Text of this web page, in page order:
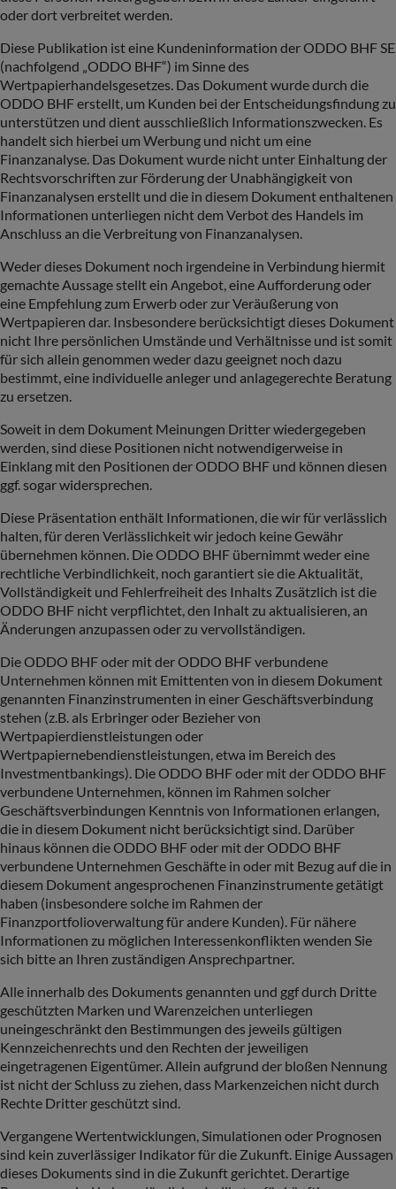
oder dort verbreitet werden.
Diese Publikation ist eine Kundeninformation der ODDO BHF SE
(nachfolgend „ODDO BHF“) im Sinne des
Wertpapierhandelsgesetzes. Das Dokument wurde durch die
ODDO BHF erstellt, um Kunden bei der Entscheidungsfindung zu
unterstützen und dient ausschließlich Informationszwecken. Es
handelt sich hierbei um Werbung und nicht um eine
Finanzanalyse. Das Dokument wurde nicht unter Einhaltung der
Rechtsvorschriften zur Förderung der Unabhängigkeit von
Finanzanalysen erstellt und die in diesem Dokument enthaltenen
Informationen unterliegen nicht dem Verbot des Handels im
Anschluss an die Verbreitung von Finanzanalysen.
Weder dieses Dokument noch irgendeine in Verbindung hiermit
gemachte Aussage stellt ein Angebot, eine Aufforderung oder
eine Empfehlung zum Erwerb oder zur Veräußerung von
Wertpapieren dar. Insbesondere berücksichtigt dieses Dokument
nicht Ihre persönlichen Umstände und Verhältnisse und ist somit
für sich allein genommen weder dazu geeignet noch dazu
bestimmt, eine individuelle anleger und anlagegerechte Beratung
zu ersetzen.
Soweit in dem Dokument Meinungen Dritter wiedergegeben
werden, sind diese Positionen nicht notwendigerweise in
Einklang mit den Positionen der ODDO BHF und können diesen
ggf. sogar widersprechen.
Diese Präsentation enthält Informationen, die wir für verlässlich
halten, für deren Verlässlichkeit wir jedoch keine Gewähr
übernehmen können. Die ODDO BHF übernimmt weder eine
rechtliche Verbindlichkeit, noch garantiert sie die Aktualität,
Vollständigkeit und Fehlerfreiheit des Inhalts Zusätzlich ist die
ODDO BHF nicht verpflichtet, den Inhalt zu aktualisieren, an
Änderungen anzupassen oder zu vervollständigen.
Die ODDO BHF oder mit der ODDO BHF verbundene
Unternehmen können mit Emittenten von in diesem Dokument
genannten Finanzinstrumenten in einer Geschäftsverbindung
stehen (z.B. als Erbringer oder Bezieher von
Wertpapierdienstleistungen oder
Wertpapiernebendienstleistungen, etwa im Bereich des
Investmentbankings). Die ODDO BHF oder mit der ODDO BHF
verbundene Unternehmen, können im Rahmen solcher
Geschäftsverbindungen Kenntnis von Informationen erlangen,
die in diesem Dokument nicht berücksichtigt sind. Darüber
hinaus können die ODDO BHF oder mit der ODDO BHF
verbundene Unternehmen Geschäfte in oder mit Bezug auf die in
diesem Dokument angesprochenen Finanzinstrumente getätigt
haben (insbesondere solche im Rahmen der
Finanzportfolioverwaltung für andere Kunden). Für nähere
Informationen zu möglichen Interessenkonflikten wenden Sie
sich bitte an Ihren zuständigen Ansprechpartner.
Alle innerhalb des Dokuments genannten und ggf durch Dritte
geschützten Marken und Warenzeichen unterliegen
uneingeschränkt den Bestimmungen des jeweils gültigen
Kennzeichenrechts und den Rechten der jeweiligen
eingetragenen Eigentümer. Allein aufgrund der bloßen Nennung
ist nicht der Schluss zu ziehen, dass Markenzeichen nicht durch
Rechte Dritter geschützt sind.
Vergangene Wertentwicklungen, Simulationen oder Prognosen
sind kein zuverlässiger Indikator für die Zukunft. Einige Aussagen
dieses Dokuments sind in die Zukunft gerichtet. Derartige